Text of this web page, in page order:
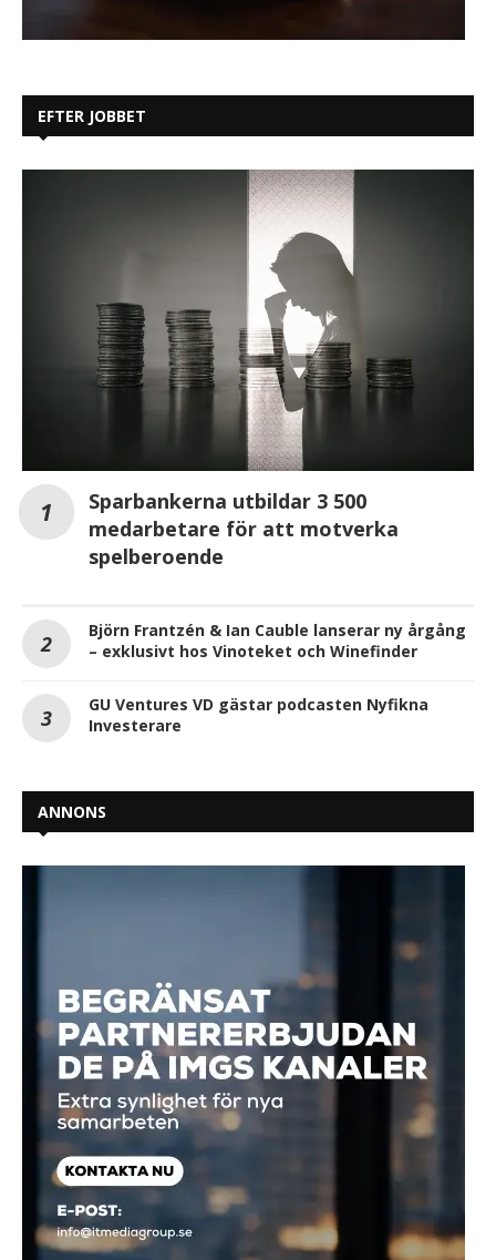
EFTER JOBBET
Sparbankerna utbildar 3 500
medarbetare för att motverka
spelberoende
Björn Frantzén & Ian Cauble lanserar ny årgång
– exklusivt hos Vinoteket och Winefinder
GU Ventures VD gästar podcasten Nyfikna
Investerare
ANNONS